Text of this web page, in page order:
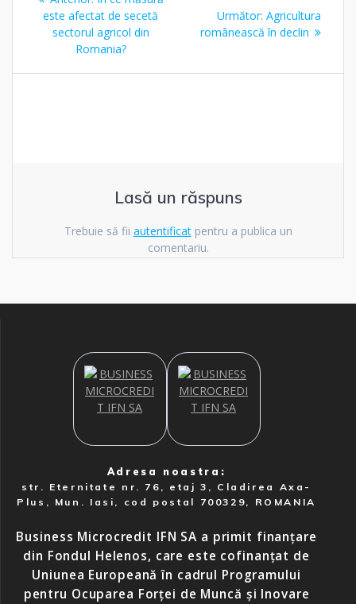
articole
anterior:
este afectat de secetă
sectorul agricol din
Romania?
Următor: Articolul
următor:
Agricultura
românească în declin
Lasă un răspuns
Trebuie să fii autentificatpentru a publica un
comentariu.
Adresa noastra:
str. Eternitate nr. 76, etaj 3, Cladirea Axa-
Plus, Mun. Iasi, cod postal 700329, ROMANIA
Business Microcredit IFN SA a primit finanțare
din Fondul Helenos, care este cofinanțat de
Uniunea Europeană în cadrul Programului
pentru Ocuparea Forței de Muncă și Inovare